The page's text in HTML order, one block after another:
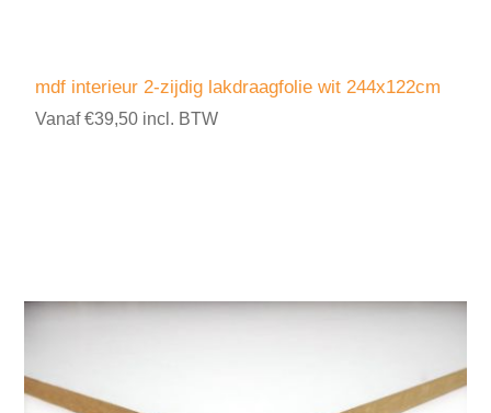
mdf interieur 2-zijdig lakdraagfolie wit 244x122cm
Vanaf €39,50 incl. BTW